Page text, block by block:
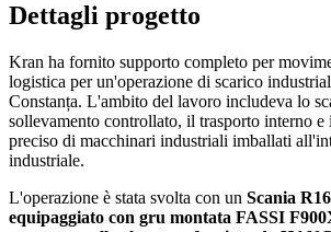
Dettagli progetto
Kran ha fornito supporto completo per
logistica per un'operazione di scarico
Constanța. L'ambito del lavoro includeva lo
sollevamento controllato, il trasporto interno e
preciso di macchinari industriali imballati
industriale.
L'operazione è stata svolta con un Scania
equipaggiato con gru montata FASSI